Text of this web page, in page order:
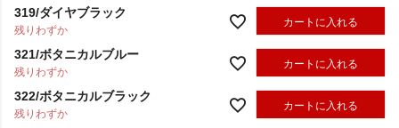
319/ダイヤブラック
残りわずか
カートに入れる
321/ボタニカルブルー
残りわずか
カートに入れる
322/ボタニカルブラック
残りわずか
カートに入れる